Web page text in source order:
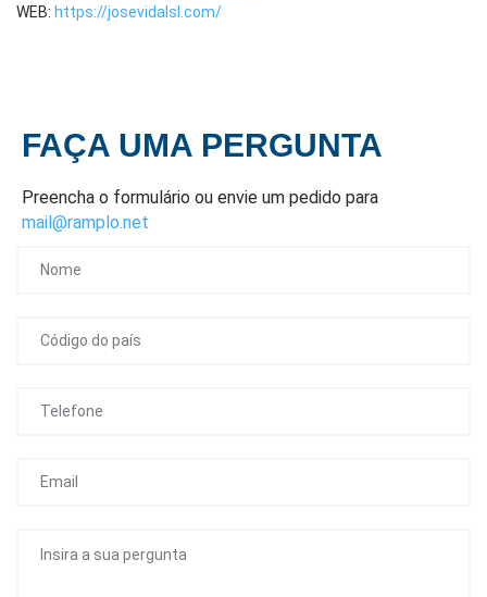
WEB: https://josevidalsl.com/
FAÇA UMA PERGUNTA
Preencha o formulário ou envie um pedido para
mail@ramplo.net